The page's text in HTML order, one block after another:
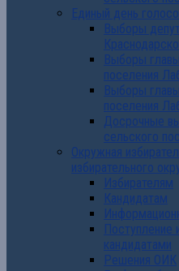
Единый день
Выборы
Выборы
поселения
Выборы
поселения
Досрочные
сельского
Окружная
избирательного
Избирателям
Кандидатам
Поступление
кандидатами
Решения ОИК